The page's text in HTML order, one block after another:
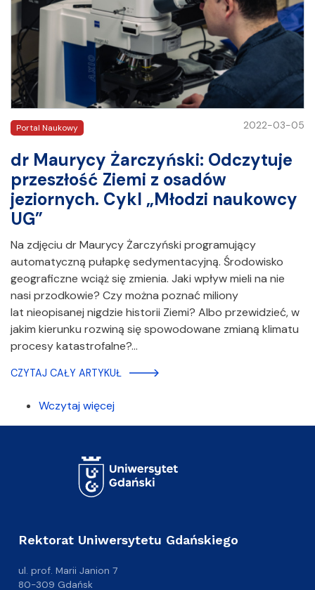
Portal Naukowy 2022-03-05
dr Maurycy Żarczyński: Odczytuje
przeszłość Ziemi z osadów
jeziornych. Cykl „Młodzi naukowcy
UG”
Na zdjęciu dr Maurycy Żarczyński programujący
automatyczną pułapkę sedymentacyjną. Środowisko
geograficzne wciąż się zmienia. Jaki wpływ mieli na nie
nasi przodkowie? Czy można poznać miliony
lat nieopisanej nigdzie historii Ziemi? Albo przewidzieć, w
jakim kierunku rozwiną się spowodowane zmianą klimatu
procesy katastrofalne?…
CZYTAJ CAŁY ARTYKUŁ
Wczytaj więcej
Rektorat Uniwersytetu Gdańskiego
ul. prof. Marii Janion 7
80-309 Gdańsk